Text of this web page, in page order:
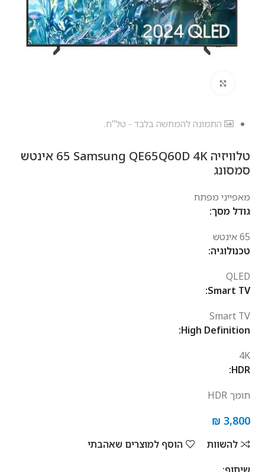
התמונה להמחשה בלבד - טל"ח.
טלוויזיה Samsung QE65Q60D 4K ‏65 ‏אינטש
סמסונג
מאפייני מפתח
גודל מסך:
65 אינטש
טכנולוגיה:
QLED
Smart TV:
Smart TV
High Definition:
4K
HDR:
תומך HDR
₪ 3,800
להשוות
הוסף למוצרים שאהבתי